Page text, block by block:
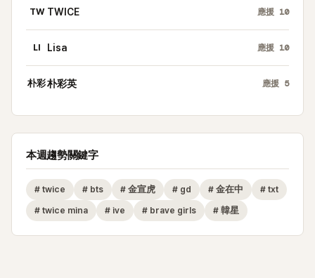
TW TWICE 應援 10
LI Lisa 應援 10
朴彩朴彩英 應援 5
本週趨勢關鍵字
# twice # bts # 金宣虎 # gd # 金在中 # txt
# twice mina # ive # brave girls # 韓星